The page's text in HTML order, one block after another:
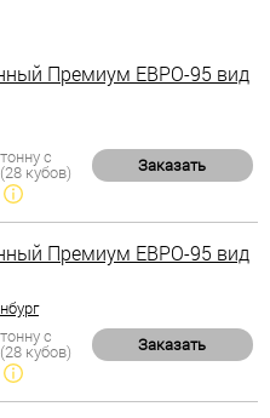
Премиум ЕВРО-95 вид
с
кубов) Заказать
Премиум ЕВРО-95 вид
с
кубов) Заказать